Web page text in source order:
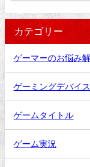
カテゴリー
ゲーマーのお悩み
ゲーミングデバイス
ゲームタイトル
ゲーム実況